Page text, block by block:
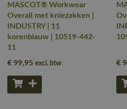
MASCOT® Workwear
Overall met kniezakken |
INDUSTRY | 11
korenblauw | 10519-442-
11
€ 99,95 excl. btw €